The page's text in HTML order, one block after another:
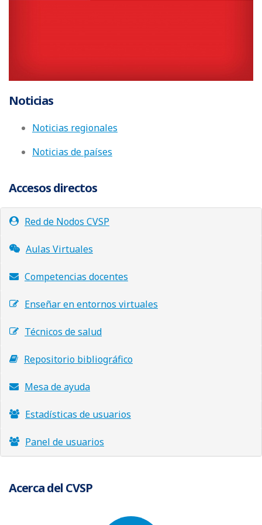
Noticias
Noticias regionales
Noticias de países
Accesos directos
Red de Nodos CVSP
Aulas Virtuales
Competencias docentes
Enseñar en entornos virtuales
Técnicos de salud
Repositorio bibliográfico
Mesa de ayuda
Estadísticas de usuarios
Panel de usuarios
Acerca del CVSP